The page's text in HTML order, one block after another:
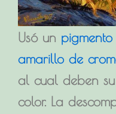
Usó un pigmento
amarillo de
al cual deben su
color. La